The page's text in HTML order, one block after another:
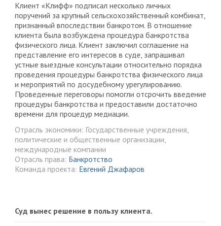
Клиент «Клифф» подписал несколько личных
поручений за крупный сельскохозяйственный комбинат,
признанный впоследствии банкротом. В отношение
клиента была возбуждена процедура банкротства
физического лица. Клиент заключил соглашение на
представление его интересов в суде, запрашивал
устные выездные консультации относительно порядка
проведения процедуры банкротства физического лица
и мероприятий по досудебному урегулированию.
Проведенные переговоры помогли отсрочить введение
процедуры банкротства и предоставили достаточно
времени для процедур медиации.
Отрасль экономики: Государственные учреждения,
политические и общественные организации,
международные компании
Отрасль права: Банкротство
Команда проекта: Евгений Джафаров
Суд вынес решение в пользу клиента.